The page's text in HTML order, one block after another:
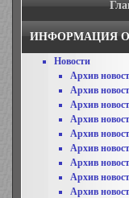
ИНФОРМАЦИЯ
Новости
Архив
Архив
Архив
Архив
Архив
Архив
Архив
Архив
Архив